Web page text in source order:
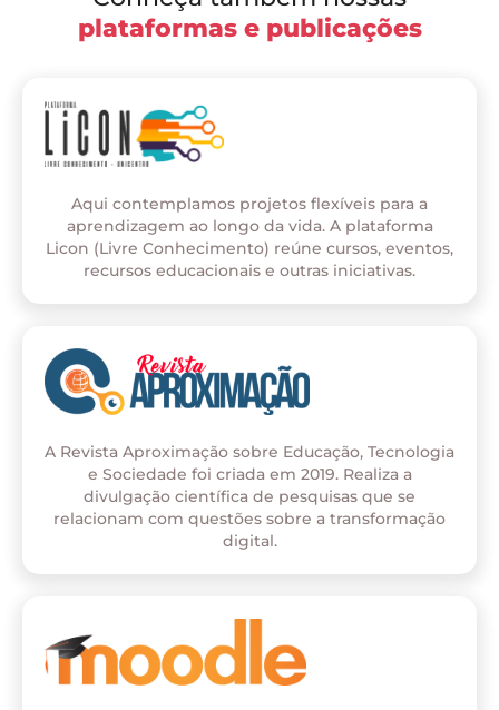
plataformas e publicações
Aqui contemplamos projetos flexíveis para a
aprendizagem ao longo da vida. A plataforma
Licon (Livre Conhecimento) reúne cursos, eventos,
recursos educacionais e outras iniciativas.
A Revista Aproximação sobre Educação, Tecnologia
e Sociedade foi criada em 2019. Realiza a
divulgação científica de pesquisas que se
relacionam com questões sobre a transformação
digital.